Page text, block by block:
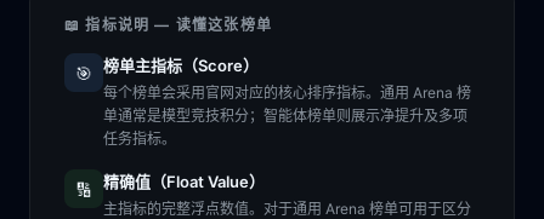
📖 指标说明 — 读懂这张榜单
🎯 榜单主指标（Score）
每个榜单会采用官网对应的核心排序指标。通用 Arena 榜
单通常是模型竞技积分；智能体榜单则展示净提升及多项
任务指标。
🔢 精确值（Float Value）
主指标的完整浮点数值。对于通用 Arena 榜单可用于区分